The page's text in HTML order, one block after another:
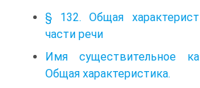
§ 132. Общая
части речи
Имя существительное
Общая характеристика.